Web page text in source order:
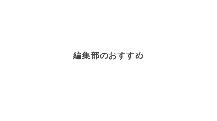
編集部のおすすめ